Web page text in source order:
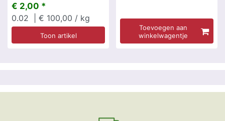
€ 2,00 *
0.02
| € 100,00 / kg
Toon artikel
Toevoegen aan
winkelwagentje